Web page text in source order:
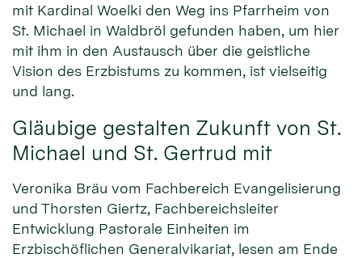
mit Kardinal Woelki den Weg ins Pfarrheim von
St. Michael in Waldbröl gefunden haben, um hier
mit ihm in den Austausch über die geistliche
Vision des Erzbistums zu kommen, ist vielseitig
und lang.
Gläubige gestalten Zukunft von St.
Michael und St. Gertrud mit
Veronika Bräu vom Fachbereich Evangelisierung
und Thorsten Giertz, Fachbereichsleiter
Entwicklung Pastorale Einheiten im
Erzbischöflichen Generalvikariat, lesen am Ende